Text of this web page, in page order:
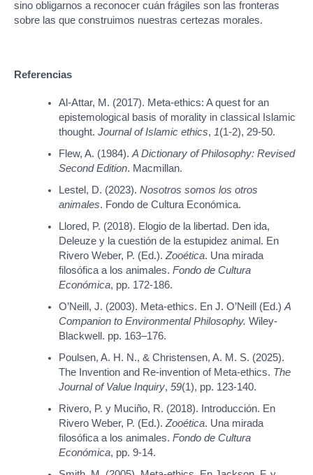
sino obligarnos a reconocer cuán frágiles son las fronteras
sobre las que construimos nuestras certezas morales.
Referencias
Al-Attar, M. (2017). Meta-ethics: A quest for an
epistemological basis of morality in classical Islamic
thought. Journal of Islamic ethics, 1(1-2), 29-50.
Flew, A. (1984). A Dictionary of Philosophy: Revised
Second Edition. Macmillan.
Lestel, D. (2023). Nosotros somos los otros
animales. Fondo de Cultura Económica.
Llored, P. (2018). Elogio de la libertad. Den ida,
Deleuze y la cuestión de la estupidez animal. En
Rivero Weber, P. (Ed.). Zooética. Una mirada
filosófica a los animales. Fondo de Cultura
Económica, pp. 172-186.
O’Neill, J. (2003). Meta-ethics. En J. O’Neill (Ed.) A
Companion to Environmental Philosophy. Wiley-
Blackwell. pp. 163–176.
Poulsen, A. H. N., & Christensen, A. M. S. (2025).
The Invention and Re-invention of Meta-ethics. The
Journal of Value Inquiry, 59(1), pp. 123-140.
Rivero, P. y Muciño, R. (2018). Introducción. En
Rivero Weber, P. (Ed.). Zooética. Una mirada
filosófica a los animales. Fondo de Cultura
Económica, pp. 9-14.